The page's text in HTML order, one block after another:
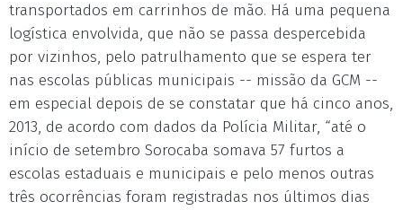
transportados em carrinhos de mão. Há uma pequena
logística envolvida, que não se passa despercebida
por vizinhos, pelo patrulhamento que se espera ter
nas escolas públicas municipais -- missão da GCM --
em especial depois de se constatar que há cinco anos,
2013, de acordo com dados da Polícia Militar, “até o
início de setembro Sorocaba somava 57 furtos a
escolas estaduais e municipais e pelo menos outras
três ocorrências foram registradas nos últimos dias